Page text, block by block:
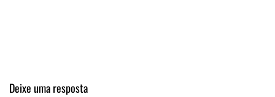
Deixe uma resposta